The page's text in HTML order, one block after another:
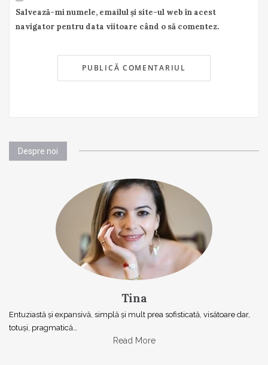
Salvează-mi numele, emailul și site-ul web în acest
navigator pentru data viitoare când o să comentez.
Despre noi
Tina
Entuziastă şi expansivă, simplă şi mult prea sofisticată, visătoare dar,
totuşi, pragmatică…
Read More